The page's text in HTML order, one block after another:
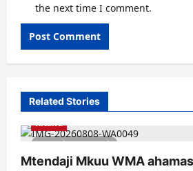
the next time I comment.
Related Stories
3 minutes read
Kitaifa
Mtendaji Mkuu WMA